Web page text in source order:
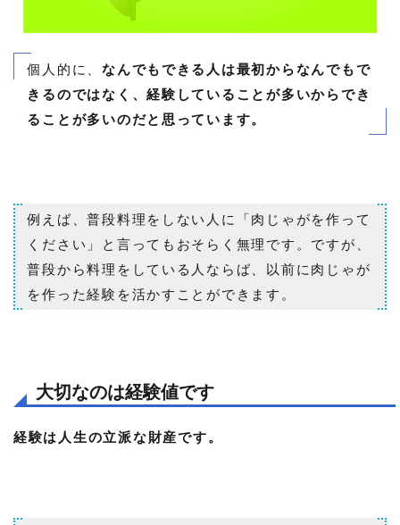
個人的に、なんでもできる人は最初からなんでもで
きるのではなく、経験していることが多いからでき
ることが多いのだと思っています。
例えば、普段料理をしない人に「肉じゃがを作って
ください」と言ってもおそらく無理です。ですが、
普段から料理をしている人ならば、以前に肉じゃが
を作った経験を活かすことができます。
大切なのは経験値です
経験は人生の立派な財産です。